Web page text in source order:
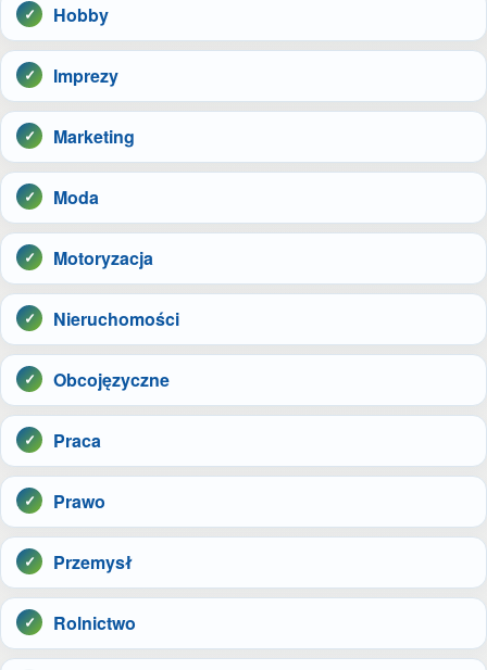
Hobby
Imprezy
Marketing
Moda
Motoryzacja
Nieruchomości
Obcojęzyczne
Praca
Prawo
Przemysł
Rolnictwo